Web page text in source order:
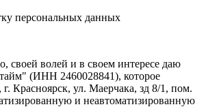
персональных данных
своей волей и в своем интересе даю
(ИНН 2460028841), которое
г. Красноярск, ул. Маерчака, зд 8/1, пом.
и неавтоматизированную